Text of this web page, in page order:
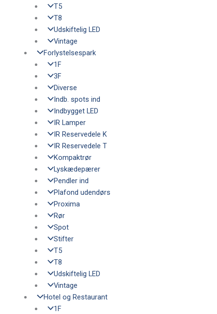
T5
T8
Udskiftelig LED
Vintage
Forlystelsespark
1F
3F
Diverse
Indb. spots ind
Indbygget LED
IR Lamper
IR Reservedele K
IR Reservedele T
Kompaktrør
Lyskædepærer
Pendler ind
Plafond udendørs
Proxima
Rør
Spot
Stifter
T5
T8
Udskiftelig LED
Vintage
Hotel og Restaurant
1F